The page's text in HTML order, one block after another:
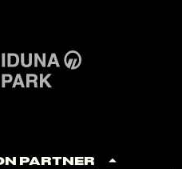
Partner